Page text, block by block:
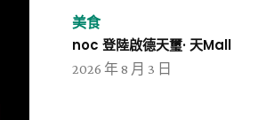
美食
noc 登陸啟德天璽· 天Mall
2026 年 8 月 3 日